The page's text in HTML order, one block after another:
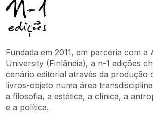
Fundada em 2011, em parceria com a
University (Finlândia), a n-1 edições
cenário editorial através da produção
livros-objeto numa área
a filosofia, a estética, a clínica, a
e a política.